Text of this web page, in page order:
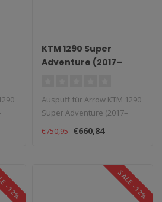
KTM 1290 Super
Adventure (2017–
Auspuff für Arrow KTM 1290
Super Adventure (2017–
2020) Titanium Works Slip-
€750,95 €660,84
-12% SALE -12%